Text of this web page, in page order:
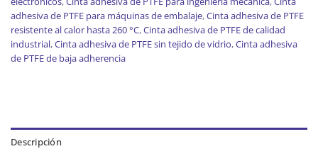
adhesiva de PTFE para máquinas de embalaje,Cinta adhesiva de PTFE
resistente al calor hasta 260 °C,Cinta adhesiva de PTFE de calidad
industrial,Cinta adhesiva de PTFE sin tejido de vidrio,Cinta adhesiva
de PTFE de baja adherencia
Descripción